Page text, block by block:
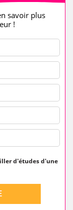
savoir plus
!
d'études d'une